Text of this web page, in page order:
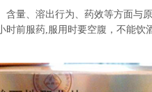
含量、溶出行为、药效等方面与
时前服药,服用时要空腹，不能饮